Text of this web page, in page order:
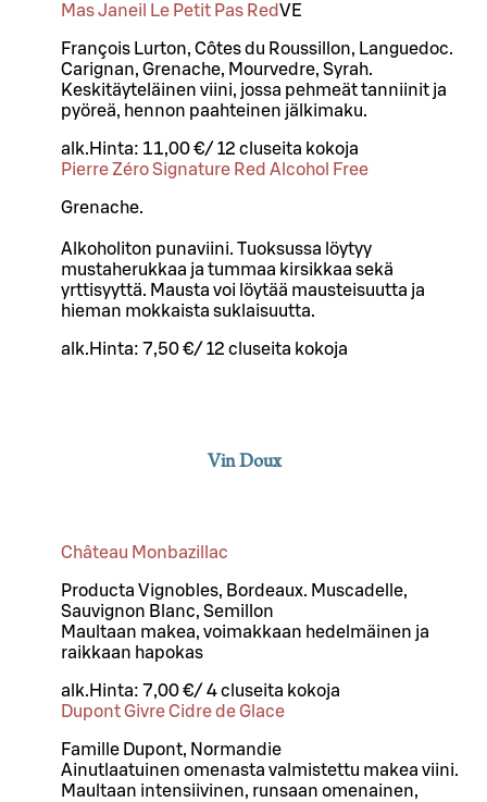
Mas Janeil Le Petit Pas RedVE
François Lurton, Côtes du Roussillon, Languedoc.
Carignan, Grenache, Mourvedre, Syrah.
Keskitäyteläinen viini, jossa pehmeät tanniinit ja
pyöreä, hennon paahteinen jälkimaku.
alk. Hinta: 11,00 €/ 12 cl useita kokoja
Pierre Zéro Signature Red Alcohol Free
Grenache.
Alkoholiton punaviini. Tuoksussa löytyy
mustaherukkaa ja tummaa kirsikkaa sekä
yrttisyyttä. Mausta voi löytää mausteisuutta ja
hieman mokkaista suklaisuutta.
alk. Hinta: 7,50 €/ 12 cl useita kokoja
Vin Doux
Château Monbazillac
Producta Vignobles, Bordeaux. Muscadelle,
Sauvignon Blanc, Semillon
Maultaan makea, voimakkaan hedelmäinen ja
raikkaan hapokas
alk. Hinta: 7,00 €/ 4 cl useita kokoja
Dupont Givre Cidre de Glace
Famille Dupont, Normandie
Ainutlaatuinen omenasta valmistettu makea viini.
Maultaan intensiivinen, runsaan omenainen,